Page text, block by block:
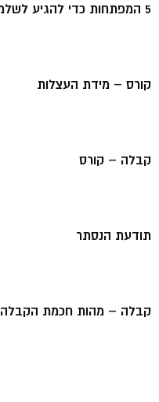
5 המפתחות כדי להגיע לשלמות
קורס – מידת העצלות
קבלה – קורס
תודעת הנסתר
קבלה – מהות חכמת הקבלה